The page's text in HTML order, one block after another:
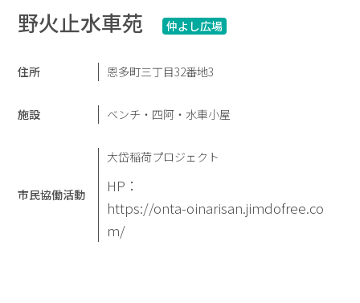
野火止水車苑 仲よし広場
住所 恩多町三丁目32番地3
施設 ベンチ・四阿・水車小屋
市民協働活動
大岱稲荷プロジェクト
HP：
https://onta-oinarisan.jimdofree.co
m/